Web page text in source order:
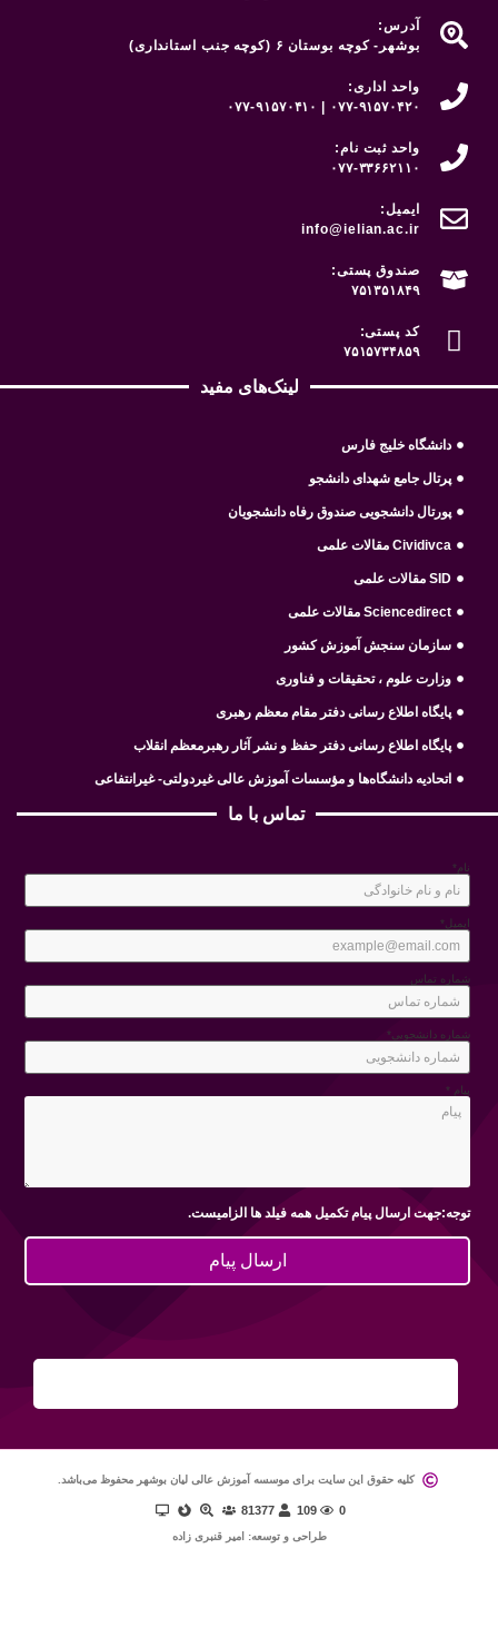
آدرس:
بوشهر- کوچه بوستان ۶ (کوچه جنب استانداری)
واحد اداری:
۰۷۷-۹۱۵۷۰۴۲۰ | ۰۷۷-۹۱۵۷۰۴۱۰
واحد ثبت نام:
۰۷۷-۳۳۶۶۲۱۱۰
ایمیل:
info@ielian.ac.ir
صندوق پستی:
۷۵۱۳۵۱۸۴۹
کد پستی:
۷۵۱۵۷۳۴۸۵۹
لینک‌های مفید
دانشگاه خلیج فارس
پرتال جامع شهدای دانشجو
پورتال دانشجویی صندوق رفاه دانشجویان
Cividivca مقالات علمی
SID مقالات علمی
Sciencedirect مقالات علمی
سازمان سنجش آموزش کشور
وزارت علوم ، تحقیقات و فناوری
پایگاه اطلاع رسانی دفتر مقام معظم رهبری
پایگاه اطلاع رسانی دفتر حفظ و نشر آثار رهبرمعظم انقلاب
اتحادیه دانشگاه‌ها و مؤسسات آموزش عالی غیردولتی- غیرانتفاعی
تماس با ما
نام*
ایمیل*
شماره تماس
شماره دانشجویی*
پیام *
توجه:جهت ارسال پیام تکمیل همه فیلد ها الزامیست.
ارسال پیام
کلیه حقوق این سایت برای موسسه آموزش عالی لیان بوشهر محفوظ می‌باشد.
109
81377
طراحی و توسعه: امیر قنبری زاده